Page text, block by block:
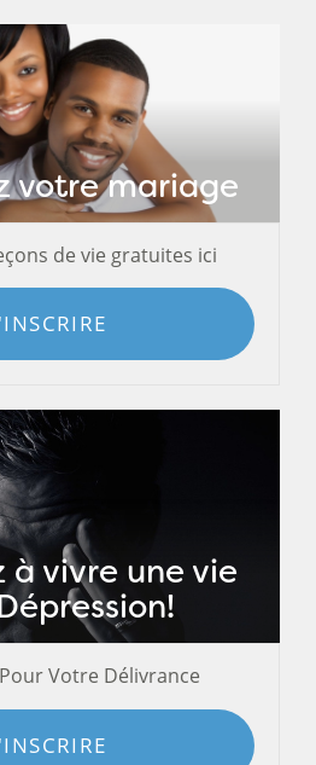
votre mariage
de vie gratuites ici
à vivre une vie
Votre Délivrance